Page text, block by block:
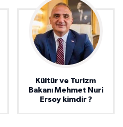
Kültür ve Turizm
Bakanı Mehmet Nuri
Ersoy kimdir ?